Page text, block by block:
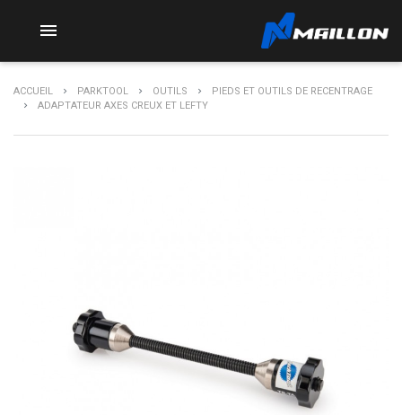

ACCUEIL PARKTOOL OUTILS
PIEDS ET OUTILS DE RECENTRAGE
ADAPTATEUR AXES CREUX ET LEFTY